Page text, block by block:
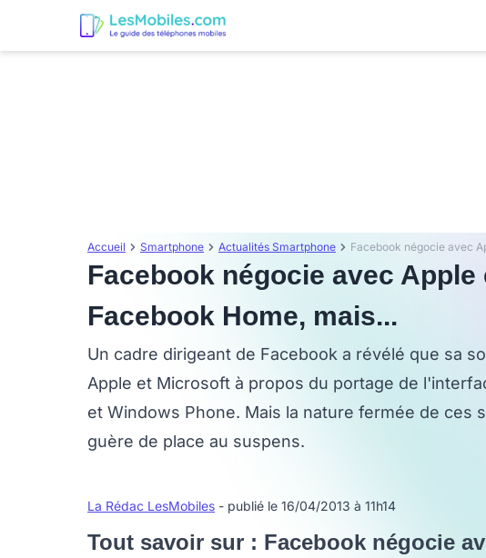
Accueil Smartphone Actualités Smartphone
Facebook négocie avec
Facebook Home, mais...
Un cadre dirigeant de Facebook a révélé que sa
Apple et Microsoft à propos du portage de
et Windows Phone. Mais la nature fermée de ces
guère de place au suspens.
La Rédac LesMobiles - publié le 16/04/2013 à 11h14
Tout savoir sur : Facebook négocie